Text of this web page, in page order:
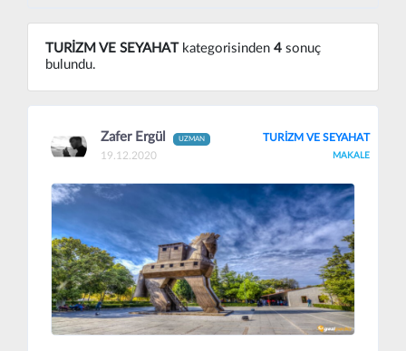
TURİZM VE SEYAHATkategorisinden 4sonuç
bulundu.
Zafer Ergül UZMAN
19.12.2020
TURİZM VE SEYAHAT
MAKALE